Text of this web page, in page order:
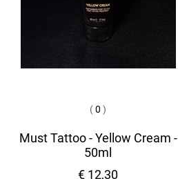
(0 )
Must Tattoo - Yellow Cream -
50ml
€ 12,30